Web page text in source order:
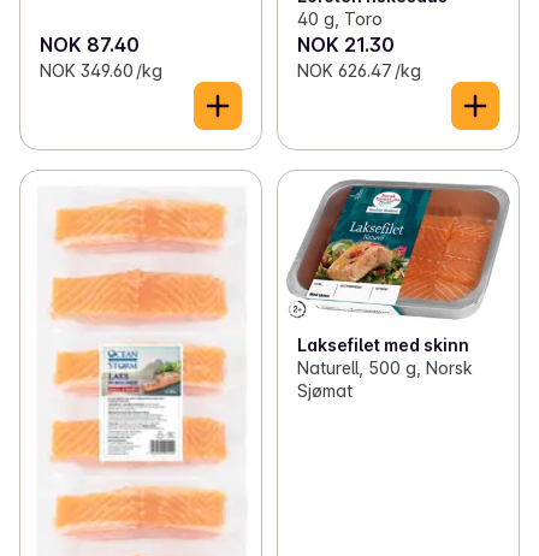
NOK 87.40
NOK 349.60 /kg
40 g, Toro
NOK 21.30
NOK 626.47 /kg
Laksefilet med skinn
Naturell, 500 g, Norsk
Sjømat